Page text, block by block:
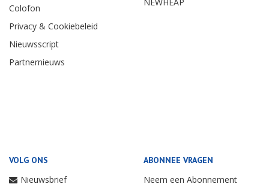
Colofon
Privacy & Cookiebeleid
Nieuwsscript
Partnernieuws
NEWHEAP
VOLG ONS
Nieuwsbrief
ABONNEE VRAGEN
Neem een Abonnement